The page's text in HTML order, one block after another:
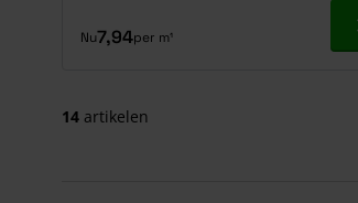
Nu7,94per m¹
14 artikelen